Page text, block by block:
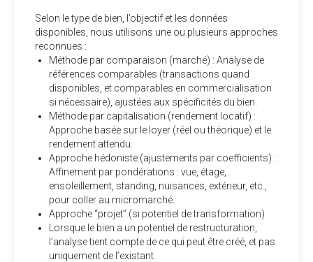
Selon le type de bien, l’objectif et les données
disponibles, nous utilisons une ou plusieurs approches
reconnues :
Méthode par comparaison (marché) : Analyse de
références comparables (transactions quand
disponibles, et comparables en commercialisation
si nécessaire), ajustées aux spécificités du bien.
Méthode par capitalisation (rendement locatif) :
Approche basée sur le loyer (réel ou théorique) et le
rendement attendu.
Approche hédoniste (ajustements par coefficients) :
Affinement par pondérations : vue, étage,
ensoleillement, standing, nuisances, extérieur, etc.,
pour coller au micromarché.
Approche “projet” (si potentiel de transformation)
Lorsque le bien a un potentiel de restructuration,
l’analyse tient compte de ce qui peut être créé, et pas
uniquement de l’existant.